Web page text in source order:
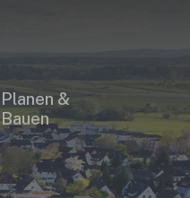
Planen &
Bauen